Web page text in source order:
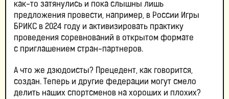
как-то затянулись и пока слышны лишь
предложения провести, например, в России Игры
БРИКС в 2024 году и активизировать практику
проведения соревнований в открытом формате
с приглашением стран-партнеров.
А что же дзюдоисты? Прецедент, как говорится,
создан. Теперь и другие федерации могут смело
делить наших спортсменов на хороших и плохих?